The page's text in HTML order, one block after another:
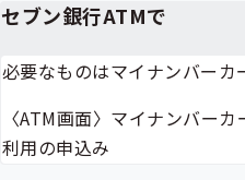
セブン銀行ATMで
必要なものはマイナンバーカ
〈ATM画面〉マイナンバー
利用の申込み